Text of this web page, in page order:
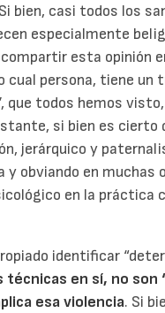
bien, casi todos los
especialmente
esta opinión
cual persona, tiene un
que todos hemos
si bien es cierto
jerárquico y
y obviando en muchas
en la práctica
identificar
técnicas en sí, no son
esa violencia. Si